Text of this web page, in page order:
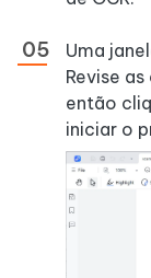
Uma
Revise
então
iniciar o